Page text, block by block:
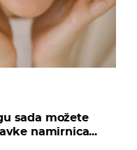
sada možete
namirnica...